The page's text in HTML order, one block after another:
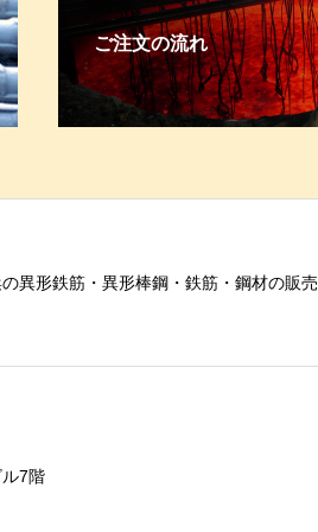
ご注文の流れ
異形鉄筋・異形棒鋼・鉄筋・鋼材の販売
7階